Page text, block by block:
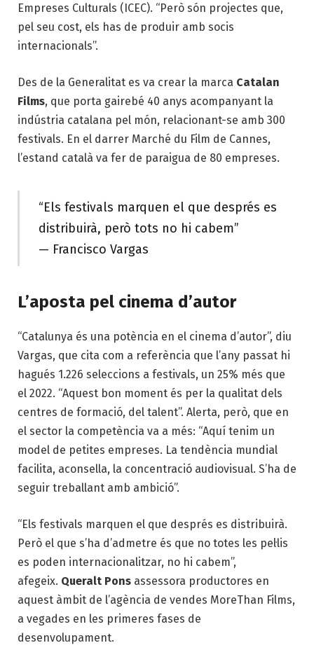
Empreses Culturals (ICEC). “Però són projectes que,
pel seu cost, els has de produir amb socis
internacionals”.
Des de la Generalitat es va crear la marca Catalan
Films, que porta gairebé 40 anys acompanyant la
indústria catalana pel món, relacionant-se amb 300
festivals. En el darrer Marché du Film de Cannes,
l’estand català va fer de paraigua de 80 empreses.
“Els festivals marquen el que després es
distribuirà, però tots no hi cabem”
— Francisco Vargas
L’aposta pel cinema d’autor
“Catalunya és una potència en el cinema d’autor”, diu
Vargas, que cita com a referència que l’any passat hi
hagués 1.226 seleccions a festivals, un 25% més que
el 2022. “Aquest bon moment és per la qualitat dels
centres de formació, del talent”. Alerta, però, que en
el sector la competència va a més: “Aquí tenim un
model de petites empreses. La tendència mundial
facilita, aconsella, la concentració audiovisual. S’ha de
seguir treballant amb ambició”.
“Els festivals marquen el que després es distribuirà.
Però el que s’ha d’admetre és que no totes les pel·lis
es poden internacionalitzar, no hi cabem”,
afegeix. Queralt Pons assessora productores en
aquest àmbit de l’agència de vendes MoreThan Films,
a vegades en les primeres fases de
desenvolupament.